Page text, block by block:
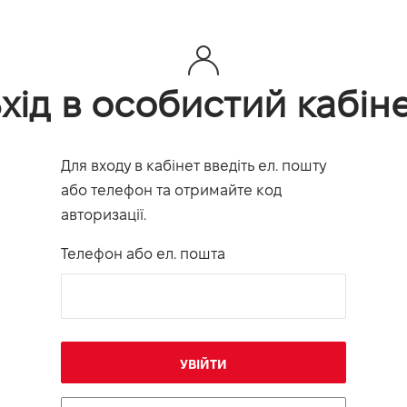
в особистий
Для входу в кабінет введіть ел. пошту
або телефон та отримайте код
авторизації.
Телефон або ел. пошта
УВІЙТИ